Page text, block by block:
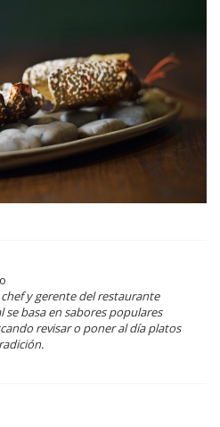
y gerente del restaurante
se basa en sabores populares
revisar o poner al día platos